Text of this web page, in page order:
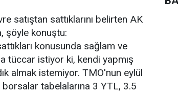
satıştan sattıklarını belirten AK
şöyle konuştu:
konusunda sağlam ve
tüccar istiyor ki, kendi yapmış
almak istemiyor. TMO'nun eylül
tabelalarına 3 YTL, 3.5